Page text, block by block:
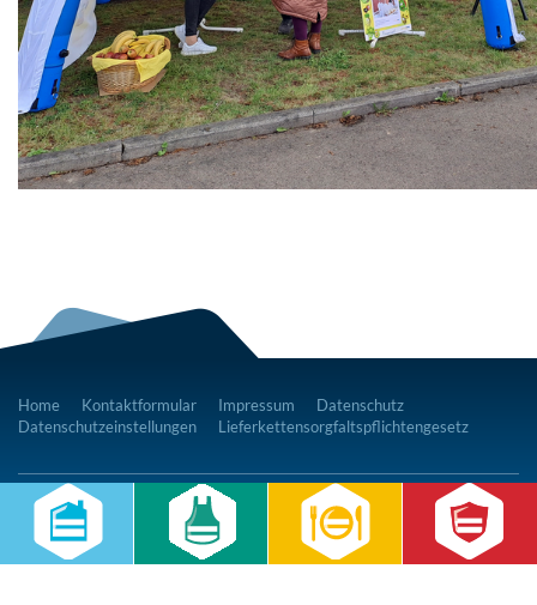
Home Kontaktformular Impressum
Datenschutz
Datenschutzeinstellungen
Lieferkettensorgfaltspflichtengesetz
RWS Gruppe